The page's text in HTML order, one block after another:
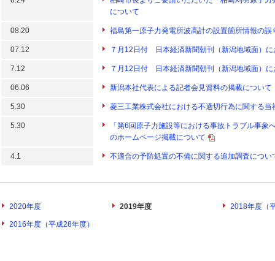
について
08.20 福島第一原子力発電所波高計の設置箇所情報の誤
07.12 ７月12日付 日本経済新聞朝刊（新潟地域面）
7.12 ７月12日付 日本経済新聞朝刊（新潟地域面）
06.06 新潟本社代表による記者会見資料の掲載について
5.30 菱三工業株式会社における不適切行為に関する
5.30
「第6回原子力施設等における事故トラブル事
のホームページ掲載について
4.1 不適合の予防処置の不備に関する追加調査につ
2020年度 2019年度 2018年度（
2016年度（平成28年度）